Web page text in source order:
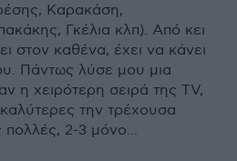
Καρακάση,
Γκέλια κλπ). Από κει
στον καθένα, έχει να κάνει
Πάντως λύσε μου μια
η χειρότερη σειρά της TV,
την τρέχουσα
2-3 μόνο...